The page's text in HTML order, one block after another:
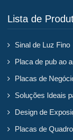
Lista de
Sinal de Luz Fino
Placa de pub ao
Placas de
Soluções Ideais
Design de
Placas de